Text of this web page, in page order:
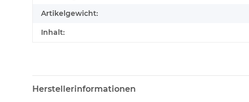
Artikelgewicht:
Inhalt:
Herstellerinformationen